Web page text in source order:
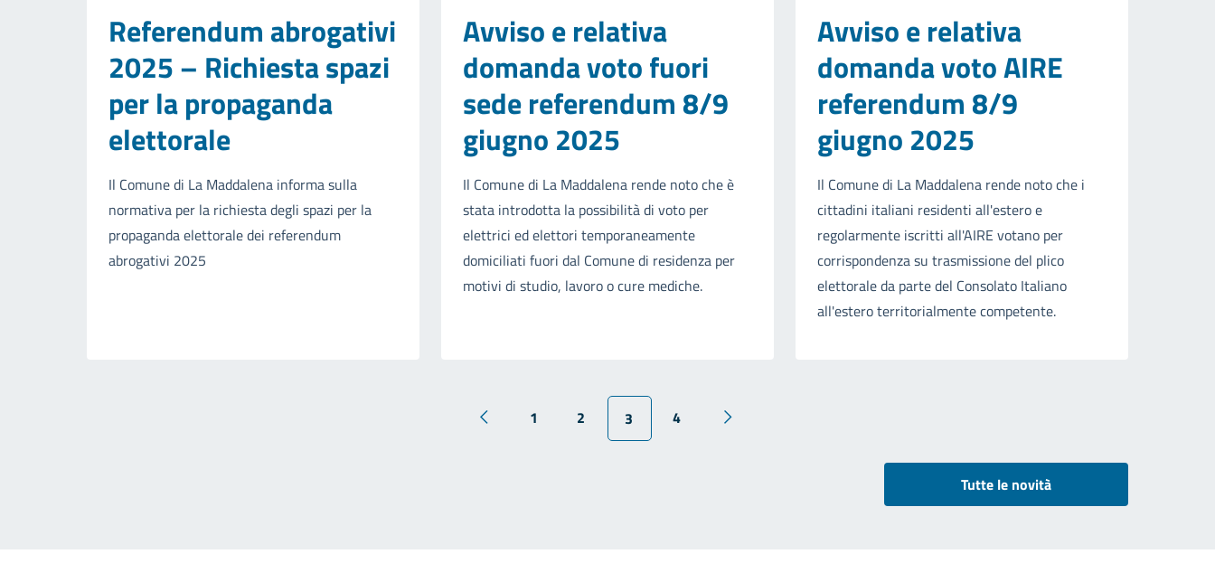
Referendum abrogativi
2025 – Richiesta spazi
per la propaganda
elettorale
Il Comune di La Maddalena informa sulla
normativa per la richiesta degli spazi per la
propaganda elettorale dei referendum
abrogativi 2025
Avviso e relativa
domanda voto fuori
sede referendum 8/9
giugno 2025
Il Comune di La Maddalena rende noto che è
stata introdotta la possibilità di voto per
elettrici ed elettori temporaneamente
domiciliati fuori dal Comune di residenza per
motivi di studio, lavoro o cure mediche.
Avviso e relativa
domanda voto AIRE
referendum 8/9
giugno 2025
Il Comune di La Maddalena rende noto che i
cittadini italiani residenti all'estero e
regolarmente iscritti all'AIRE votano per
corrispondenza su trasmissione del plico
elettorale da parte del Consolato Italiano
all'estero territorialmente competente.
1 2 3 4
Tutte le novità